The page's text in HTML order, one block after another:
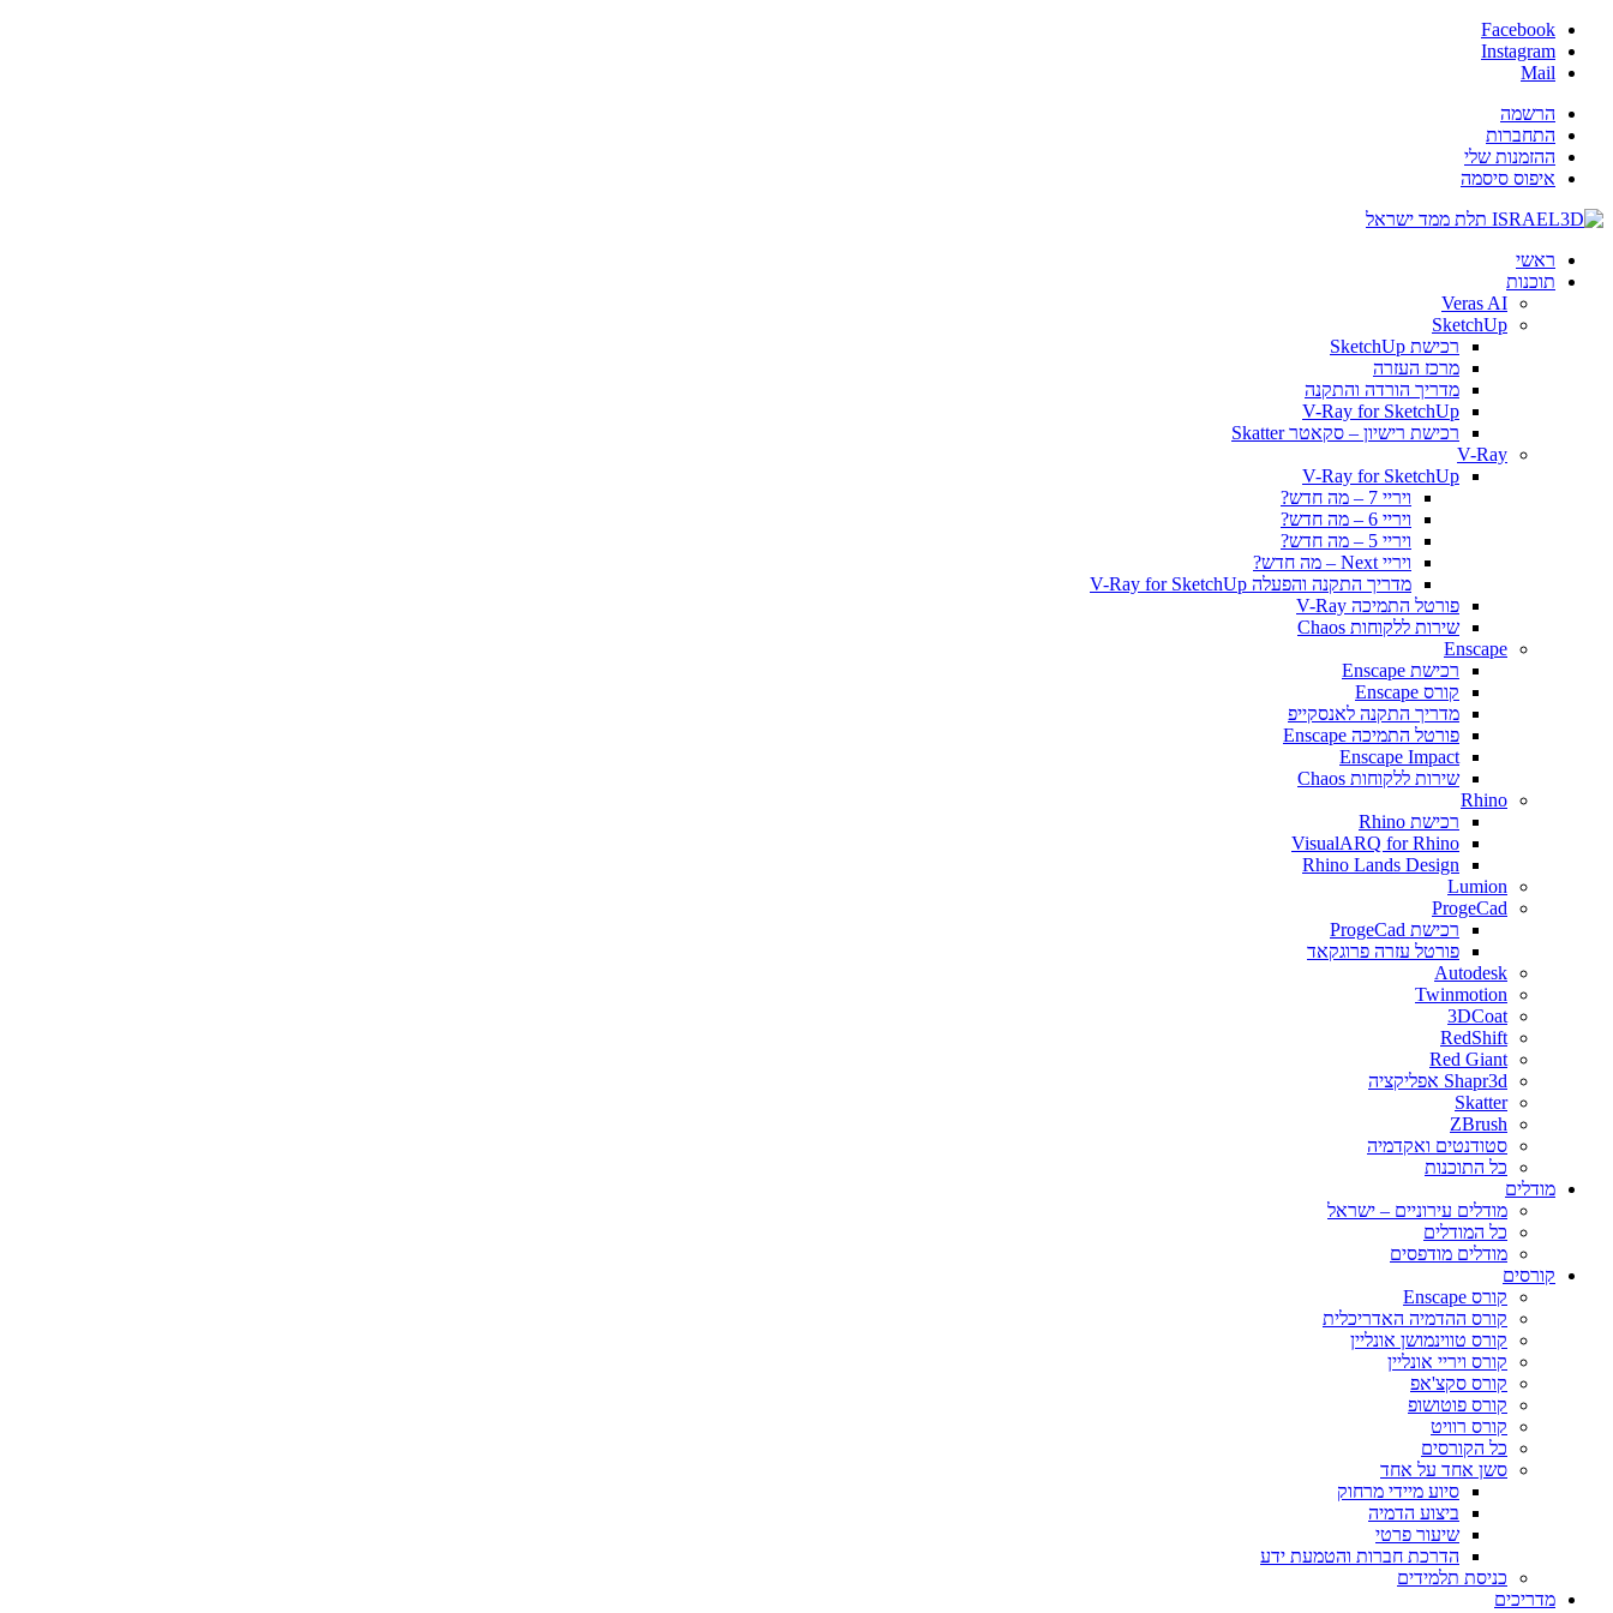
Facebook
Instagram
Mail
הרשמה
התחברות
ההזמנות שלי
איפוס סיסמה
ראשי
תוכנות
Veras AI
SketchUp
רכישת SketchUp
מרכז העזרה
מדריך הורדה והתקנה
V-Ray for SketchUp
רכישת רישיון – סקאטר Skatter
V-Ray
V-Ray for SketchUp
ויריי 7 – מה חדש?
ויריי 6 – מה חדש?
ויריי 5 – מה חדש?
ויריי Next – מה חדש?
מדריך התקנה והפעלה V-Ray for SketchUp
פורטל התמיכה V-Ray
שירות ללקוחות Chaos
Enscape
רכישת Enscape
קורס Enscape
מדריך התקנה לאנסקייפ
פורטל התמיכה Enscape
Enscape Impact
שירות ללקוחות Chaos
Rhino
רכישת Rhino
VisualARQ for Rhino
Rhino Lands Design
Lumion
ProgeCad
רכישת ProgeCad
פורטל עזרה פרוגקאד
Autodesk
Twinmotion
3DCoat
RedShift
Red Giant
Shapr3d אפליקציה
Skatter
ZBrush
סטודנטים ואקדמיה
כל התוכנות
מודלים
מודלים עירוניים – ישראל
כל המודלים
מודלים מודפסים
קורסים
קורס Enscape
קורס ההדמיה האדריכלית
קורס טווינמושן אונליין
קורס ויריי אונליין
קורס סקצ'אפ
קורס פוטושופ
קורס רוויט
כל הקורסים
סשן אחד על אחד
סיוע מיידי מרחוק
ביצוע הדמיה
שיעור פרטי
הדרכת חברות והטמעת ידע
כניסת תלמידים
מדריכים